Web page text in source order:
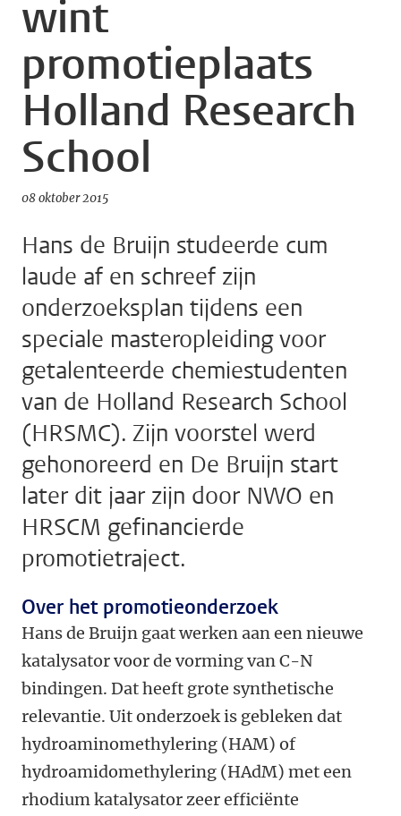
wint
promotieplaats
Holland Research
School
08 oktober 2015
Hans de Bruijn studeerde cum
laude af en schreef zijn
onderzoeksplan tijdens een
speciale masteropleiding voor
getalenteerde chemiestudenten
van de Holland Research School
(HRSMC). Zijn voorstel werd
gehonoreerd en De Bruijn start
later dit jaar zijn door NWO en
HRSCM gefinancierde
promotietraject.
Over het promotieonderzoek
Hans de Bruijn gaat werken aan een nieuwe
katalysator voor de vorming van C-N
bindingen. Dat heeft grote synthetische
relevantie. Uit onderzoek is gebleken dat
hydroaminomethylering (HAM) of
hydroamidomethylering (HAdM) met een
rhodium katalysator zeer efficiënte